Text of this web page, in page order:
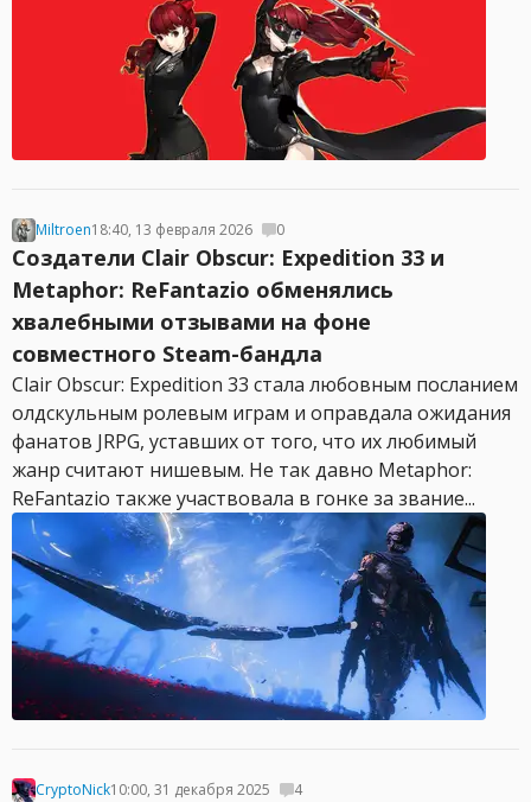
Miltroen18:40, 13 февраля 2026 0
Создатели Clair Obscur: Expedition 33 и
Metaphor: ReFantazio обменялись
хвалебными отзывами на фоне
совместного Steam-бандла
Clair Obscur: Expedition 33 стала любовным посланием
олдскульным ролевым играм и оправдала ожидания
фанатов JRPG, уставших от того, что их любимый
жанр считают нишевым. Не так давно Metaphor:
ReFantazio также участвовала в гонке за звание...
CryptoNick10:00, 31 декабря 2025 4